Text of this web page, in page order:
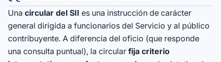
Una circular del SII es una instrucción de carácter
general dirigida a funcionarios del Servicio y al público
contribuyente. A diferencia del oficio (que responde
una consulta puntual), la circular fija criterio